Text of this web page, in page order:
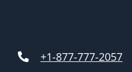
1-877-777-2057+